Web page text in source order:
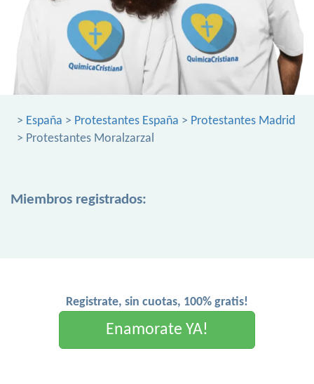
> España > Protestantes España > Protestantes Madrid
> Protestantes Moralzarzal
Miembros registrados:
Registrate, sin cuotas, 100% gratis!
Enamorate YA!